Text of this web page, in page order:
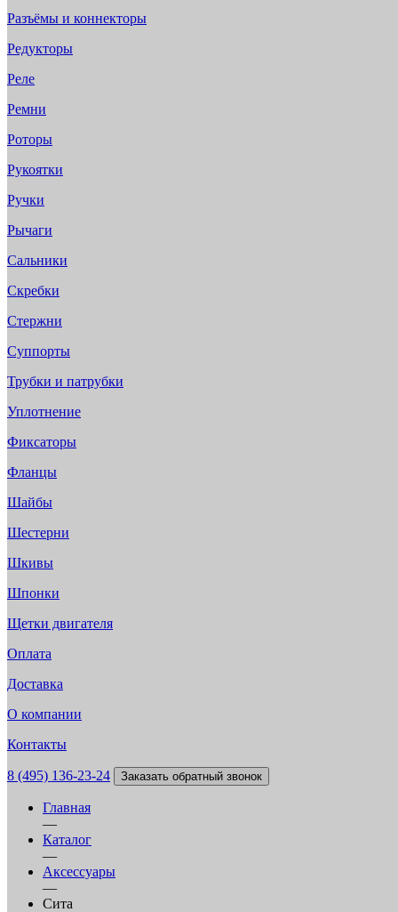
Разъёмы и коннекторы
Редукторы
Реле
Ремни
Роторы
Рукоятки
Ручки
Рычаги
Сальники
Скребки
Стержни
Суппорты
Трубки и патрубки
Уплотнение
Фиксаторы
Фланцы
Шайбы
Шестерни
Шкивы
Шпонки
Щетки двигателя
Оплата
Доставка
О компании
Контакты
8 (495) 136-23-24 Заказать обратный звонок
Главная
—
Каталог
—
Аксессуары
—
Сита